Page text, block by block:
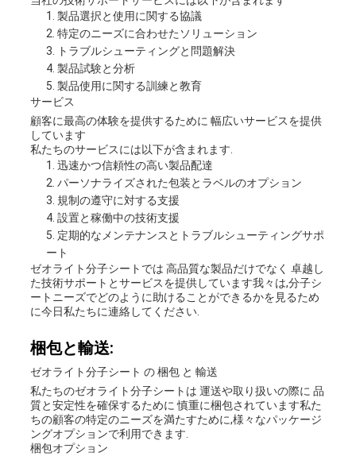
製品選択と使用に関する協議
特定のニーズに合わせたソリューション
トラブルシューティングと問題解決
製品試験と分析
製品使用に関する訓練と教育
サービス
顧客に最高の体験を提供するために 幅広いサービスを提供
しています
私たちのサービスには以下が含まれます.
迅速かつ信頼性の高い製品配達
パーソナライズされた包装とラベルのオプション
規制の遵守に対する支援
設置と稼働中の技術支援
定期的なメンテナンスとトラブルシューティングサポ
ート
ゼオライト分子シートでは 高品質な製品だけでなく 卓越し
た技術サポートとサービスを提供しています我々は,分子シ
ートニーズでどのように助けることができるかを見るため
に今日私たちに連絡してください.
梱包と輸送:
ゼオライト分子シート の 梱包 と 輸送
私たちのゼオライト分子シートは 運送や取り扱いの際に 品
質と安定性を確保するために 慎重に梱包されています私た
ちの顧客の特定のニーズを満たすために,様々なパッケージ
ングオプションで利用できます.
梱包オプション